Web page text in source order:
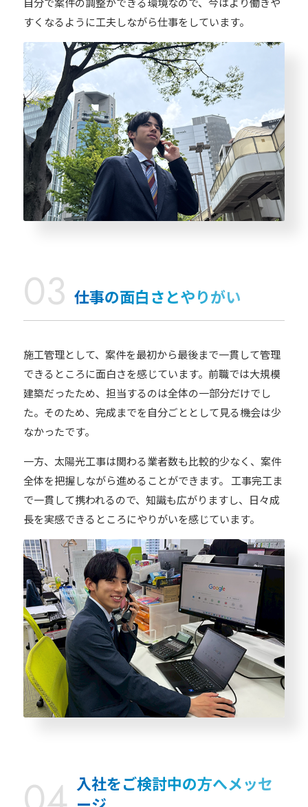
すくなるように工夫しながら仕事をしています。
仕事の面白さとやりがい
施工管理として、案件を最初から最後まで一貫して管理
できるところに面白さを感じています。前職では大規模
建築だったため、担当するのは全体の一部分だけでし
た。そのため、完成までを自分ごととして見る機会は少
なかったです。
一方、太陽光工事は関わる業者数も比較的少なく、案件
全体を把握しながら進めることができます。 工事完工ま
で一貫して携われるので、知識も広がりますし、日々成
長を実感できるところにやりがいを感じています。
入社をご検討中の方へメッセ